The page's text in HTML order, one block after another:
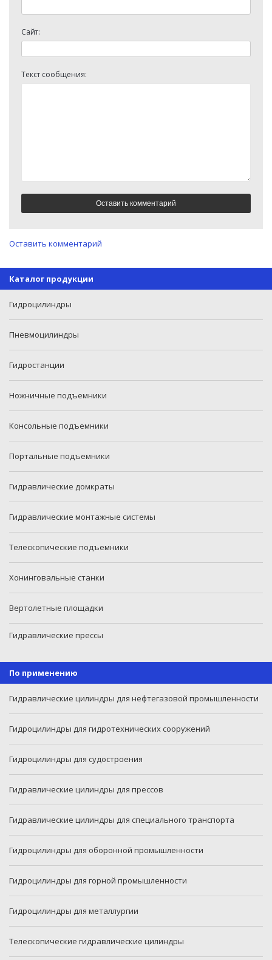
Сайт:
Текст сообщения:
Оставить комментарий
Каталог продукции
Гидроцилиндры
Пневмоцилиндры
Гидростанции
Ножничные подъемники
Консольные подъемники
Портальные подъемники
Гидравлические домкраты
Гидравлические монтажные системы
Телескопические подъемники
Хонинговальные станки
Вертолетные площадки
Гидравлические прессы
По применению
Гидравлические цилиндры для нефтегазовой промышленности
Гидроцилиндры для гидротехнических сооружений
Гидроцилиндры для судостроения
Гидравлические цилиндры для прессов
Гидравлические цилиндры для специального транспорта
Гидроцилиндры для оборонной промышленности
Гидроцилиндры для горной промышленности
Гидроцилиндры для металлургии
Телескопические гидравлические цилиндры